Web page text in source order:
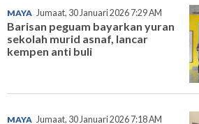
MAYA Jumaat, 30 Januari 2026 7:29 AM
Barisan peguam bayarkan yuran
sekolah murid asnaf, lancar
kempen anti buli
MAYA Jumaat, 30 Januari 2026 7:18 AM